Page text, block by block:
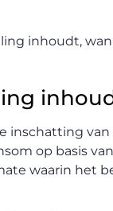
inhoudt,
inschatting
op basis
waarin het